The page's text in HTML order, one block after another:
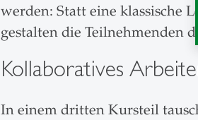
werden: Statt eine klassische
gestalten die Teilnehmenden
Kollaboratives
In einem dritten Kursteil